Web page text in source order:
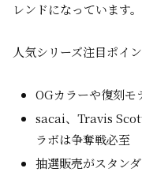
レンドになっています。
人気シリーズ注目ポイ
OGカラーや復刻モ
sacai、Travis
ラボは争奪戦必至
抽選販売がスタン